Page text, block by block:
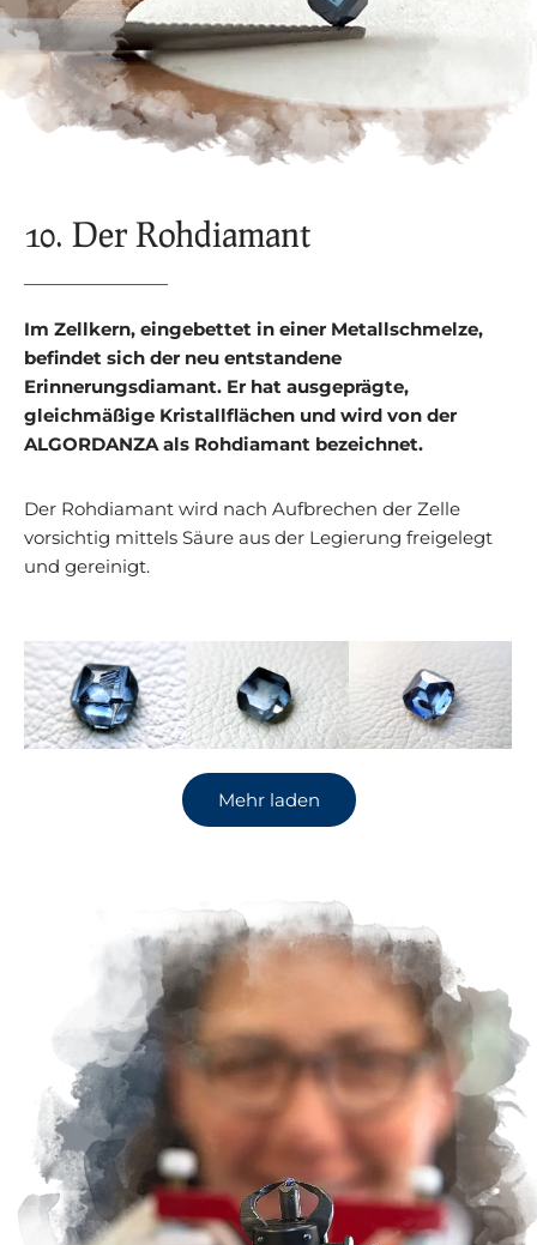
10. Der Rohdiamant
Im Zellkern, eingebettet in einer Metallschmelze,
befindet sich der neu entstandene
Erinnerungsdiamant. Er hat ausgeprägte,
gleichmäßige Kristallflächen und wird von der
ALGORDANZA als Rohdiamant bezeichnet.
Der Rohdiamant wird nach Aufbrechen der Zelle
vorsichtig mittels Säure aus der Legierung freigelegt
und gereinigt.
Mehr laden